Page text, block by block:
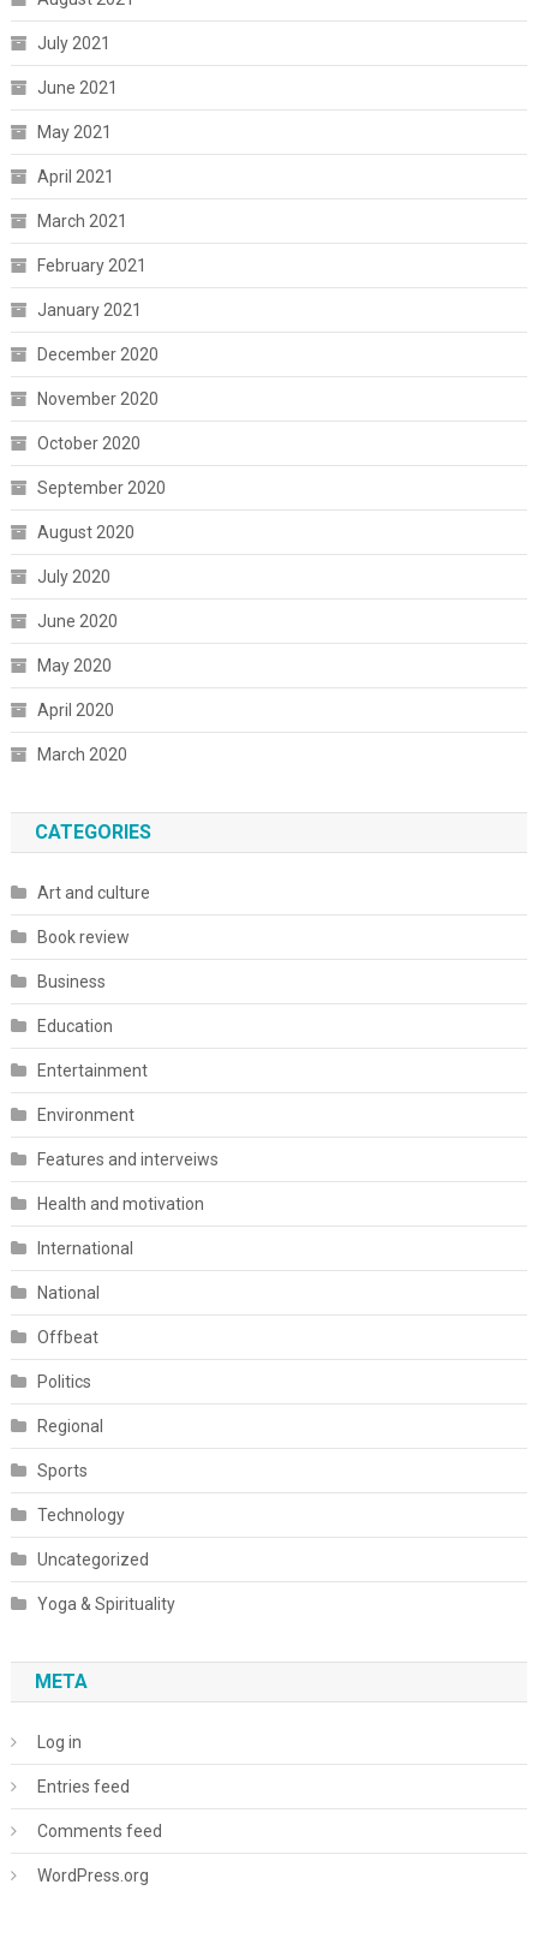
July 2021
June 2021
May 2021
April 2021
March 2021
February 2021
January 2021
December 2020
November 2020
October 2020
September 2020
August 2020
July 2020
June 2020
May 2020
April 2020
March 2020
CATEGORIES
Art and culture
Book review
Business
Education
Entertainment
Environment
Features and interveiws
Health and motivation
International
National
Offbeat
Politics
Regional
Sports
Technology
Uncategorized
Yoga & Spirituality
META
Log in
Entries feed
Comments feed
WordPress.org